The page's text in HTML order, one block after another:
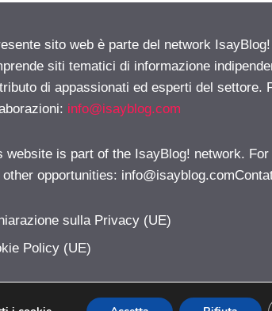
sito web è parte del network
siti tematici di informazione
di appassionati ed esperti del settore.
info@isayblog.com
website is part of the IsayBlog! network.
other opportunities:
sulla Privacy (UE)
Policy (UE)